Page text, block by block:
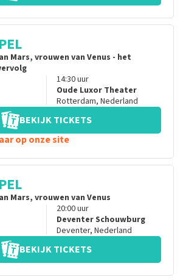
Mars, vrouwen van Venus - het
14:30uur
Oude Luxor Theater
Rotterdam, Nederland
BEKIJK TICKETS
op onze site
Mars, vrouwen van Venus
20:00uur
Deventer Schouwburg
Deventer, Nederland
BEKIJK TICKETS